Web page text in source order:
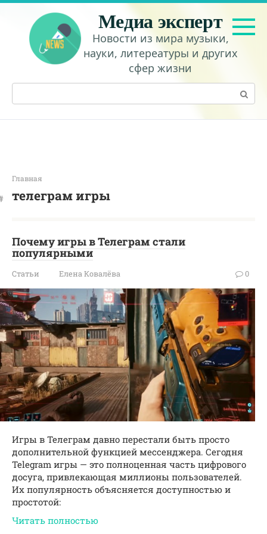
Перейти
контенту
Медиа эксперт
Новости из мира музыки,
науки, литереатуры и других
сфер жизни
Поиск:
Главная
телеграм игры
Почему игры в Телеграм стали
популярными
Статьи Елена Ковалёва 0
Игры в Телеграм давно перестали быть просто
дополнительной функцией мессенджера. Сегодня
Telegram игры — это полноценная часть цифрового
досуга, привлекающая миллионы пользователей.
Их популярность объясняется доступностью и
простотой:
Читать полностью